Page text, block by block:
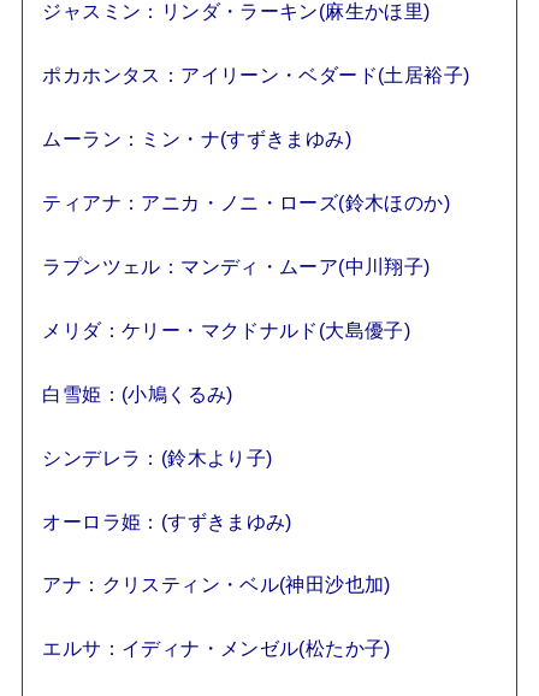
ジャスミン：リンダ・ラーキン(麻生かほ里)
ポカホンタス：アイリーン・ベダード(土居裕子)
ムーラン：ミン・ナ(すずきまゆみ)
ティアナ：アニカ・ノニ・ローズ(鈴木ほのか)
ラプンツェル：マンディ・ムーア(中川翔子)
メリダ：ケリー・マクドナルド(大島優子)
白雪姫：(小鳩くるみ)
シンデレラ：(鈴木より子)
オーロラ姫：(すずきまゆみ)
アナ：クリスティン・ベル(神田沙也加)
エルサ：イディナ・メンゼル(松たか子)